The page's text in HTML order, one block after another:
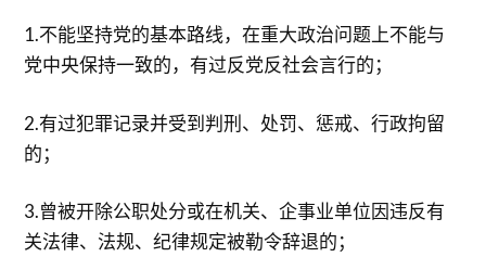
1.不能坚持党的基本路线，在重大政治问题上不能与
党中央保持一致的，有过反党反社会言行的；
2.有过犯罪记录并受到判刑、处罚、惩戒、行政拘留
的；
3.曾被开除公职处分或在机关、企事业单位因违反有
关法律、法规、纪律规定被勒令辞退的；